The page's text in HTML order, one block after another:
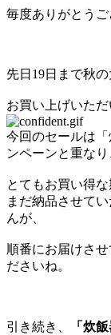
毎度ありがとうご
先日19日まで秋
お買い上げいた
今回のセールは
ンペーンと重なり
とてもお買い得
まだ納品させて
んが、
順番にお届けさ
ださいね。
引き続き、 「炊